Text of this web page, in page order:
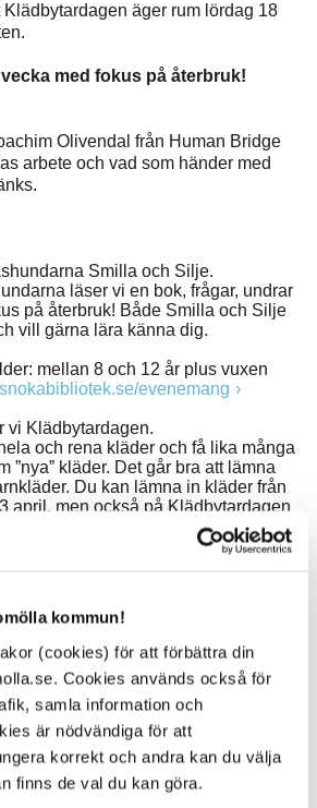
kommun!
(cookies) för att förbättra din
Cookies används också för
samla information och
är nödvändiga för att
korrekt och andra kan du välja
finns de val du kan göra.
äger rum lördag 18
med fokus på återbruk!
Olivendal från Human Bridge
arbete och vad som händer med
Smilla och Silje.
läser vi en bok, frågar, undrar
på återbruk! Både Smilla och Silje
vill gärna lära känna dig.
mellan 8 och 12 år plus vuxen
snokabibliotek.se/evenemang
vi Klädbytardagen.
och rena kläder och få lika många
”nya” kläder. Det går bra att lämna
Du kan lämna in kläder från
april, men också på Klädbytardagen
friluftsutrustning till Fritidsbanken på
Bromölla
öppettider